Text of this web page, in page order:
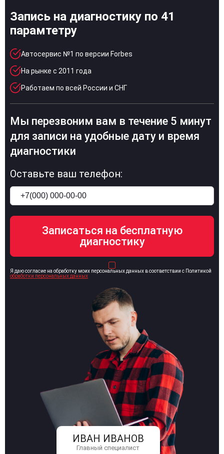
Запись на диагностику по 41
парамтетру
Автосервис №1 по версии Forbes
На рынке с 2011 года
Работаем по всей России и СНГ
ИВАН ИВАНОВ
Главный специалист
Мы перезвоним вам в течение 5 минут
для записи на удобные дату и время
диагностики
Оставьте ваш телефон:
Я даю согласие на обработку моих персональных данных в соответствии с Политикой
обработки персональных данных